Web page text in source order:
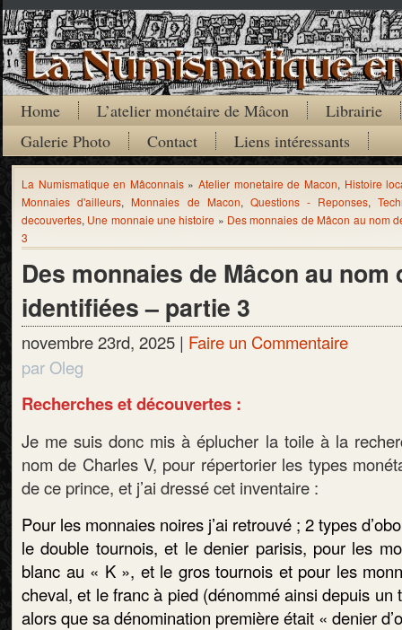
Home L’atelier monétaire de Mâcon
Librairie
Galerie Photo
Contact Liens intéressants
La Numismatique en Mâconnais»Atelier monetaire de Macon, Histoire
Monnaies d'ailleurs, Monnaies de Macon, Questions - Reponses,
decouvertes, Une monnaie une histoire » Des monnaies de Mâcon au nom
3
Des monnaies de Mâcon au nom
identifiées – partie 3
novembre 23rd, 2025 | Faire un Commentaire
par Oleg
Recherches et découvertes :
Je me suis donc mis à éplucher la toile à la
nom de Charles V, pour répertorier les types
de ce prince, et j’ai dressé cet inventaire :
Pour les monnaies noires j’ai retrouvé ; 2 types
le double tournois, et le denier parisis, pour les
blanc au « K », et le gros tournois et pour les
cheval, et le franc à pied(dénommé ainsi depuis un
alors que sa dénomination première était « denier